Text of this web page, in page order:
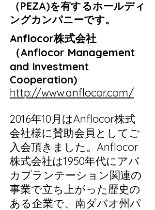
（PEZA)を有するホールディ
ングカンパニーです。
Anflocor株式会社
（Anflocor Management
and Investment
Cooperation)
http://www.anflocor.com/
2016年10月はAnflocor株式
会社様に賛助会員としてご
入会頂きました。Anflocor
株式会社は1950年代にアバ
カプランテーション関連の
事業で立ち上がった歴史の
ある企業で、南ダバオ州パ